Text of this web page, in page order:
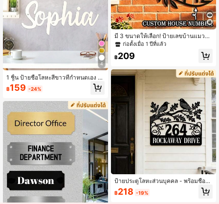
4
1 ชิ้น ป้ายชื่อโลหะสีขาวที่กำหนดเอง ติ
ดตั้งง่าย ตกแต่งผนังโลหะ ประติมากรร
มตกแต่ง ตกแต่งผนังส่วนบุคคล ป้ายตัว
านขึ้นบ้านใหม่ วันครบรอบ โอกาสพิเศ
ษ
฿159 -24%
มี 3 ขนาดให้เลือก! ป้ายเลขบ้านแมวโล
หะแบบกำหนดเอง, ศิลปะผนังโลหะสีดำ
ก่อตั้งเมื่อ 1 ปีที่แล้ว
฿209
ป้ายประตูโลหะส่วนบุคคล - พร้อมชื่อแ
ละหมายเลข, ดีไซน์พวงหรีดนกและใบโ
อ๊ค, ผิวด้านกันน้ำ, ติดตั้งง่ายบนประตูห
฿218 -19%